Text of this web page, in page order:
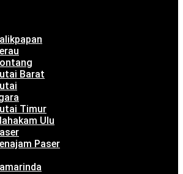
Barat
Timur
Ulu
Paser